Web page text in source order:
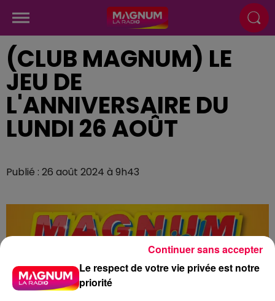
(CLUB MAGNUM) LE
JEU DE
L'ANNIVERSAIRE DU
LUNDI 26 AOÛT
Publié : 26 août 2024 à 9h43
Le respect de votre vie privée est notre
priorité
Continuer sans accepter